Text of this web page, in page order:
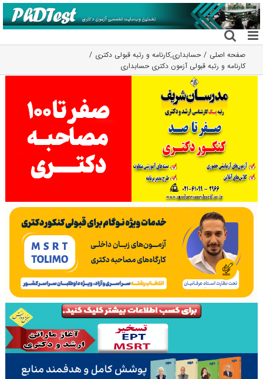
رفتن
به
محتوا
صفحه اصلی حسابداری,کارنامه و رتبه قبولی دکتری
کارنامه و رتبه قبولی آزمون دکتری حسابداری